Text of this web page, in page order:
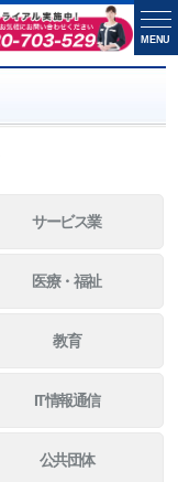
サービス業
医療・福祉
教育
IT情報通信
公共団体
MENU